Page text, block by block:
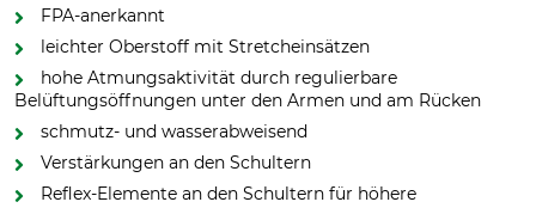
FPA-anerkannt
leichter Oberstoff mit Stretcheinsätzen
hohe Atmungsaktivität durch regulierbare
Belüftungsöffnungen unter den Armen und am Rücken
schmutz- und wasserabweisend
Verstärkungen an den Schultern
Reflex-Elemente an den Schultern für höhere